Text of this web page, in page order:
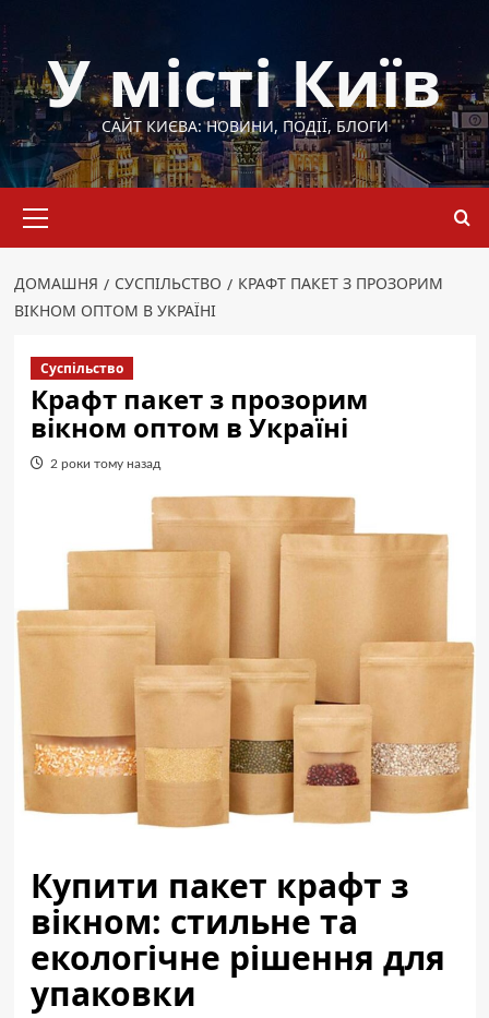
до
вмістуУ місті Київ
САЙТ КИЄВА: НОВИНИ, ПОДІЇ, БЛОГИ
меню
ДОМАШНЯ СУСПІЛЬСТВО
КРАФТ ПАКЕТ З ПРОЗОРИМ
ВІКНОМ ОПТОМ В УКРАЇНІ
Суспільство
Крафт пакет з прозорим
вікном оптом в Україні
2 роки тому назад
Купити пакет крафт з
вікном: стильне та
екологічне рішення для
упаковки